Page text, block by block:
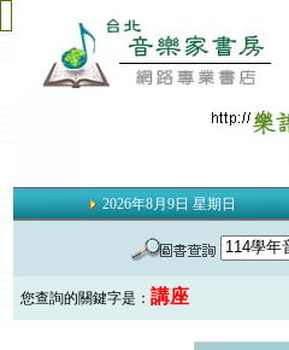
2026年8月9日 星期日
您查詢的關鍵字是： 講座